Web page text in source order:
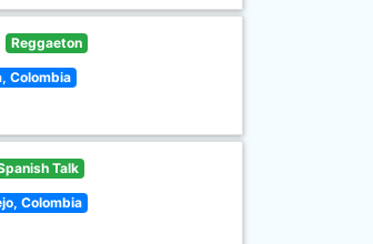
Reggaeton
Colombia
Talk
Colombia